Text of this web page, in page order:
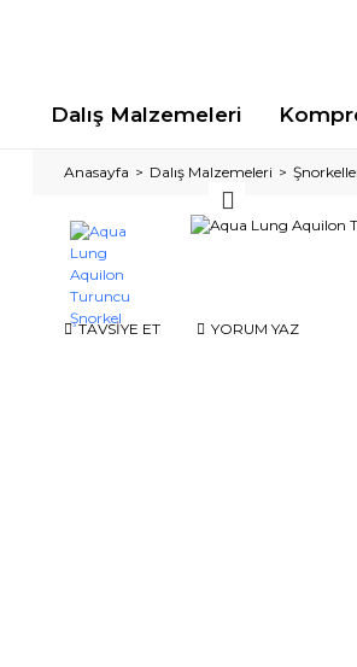
Dalış Malzemeleri
Anasayfa Dalış Malzemeleri
TAVSİYE ET YORUM YAZ